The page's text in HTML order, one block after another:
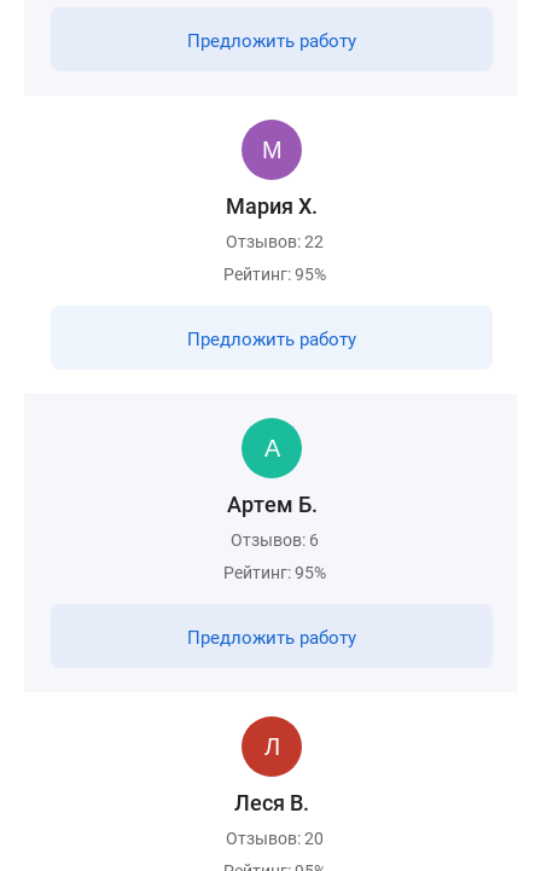
Предложить работу
Мария Х.
Отзывов: 22
Рейтинг: 95%
Предложить работу
Артем Б.
Отзывов: 6
Рейтинг: 95%
Предложить работу
Леся В.
Отзывов: 20